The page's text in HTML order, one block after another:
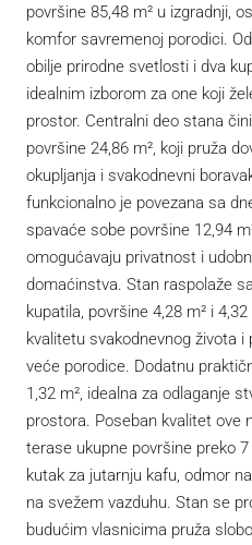
površine 85,48 m² u izgradnji,
komfor savremenoj porodici.
obilje prirodne svetlosti i dva
idealnim izborom za one koji
prostor. Centralni deo stana
površine 24,86 m², koji pruža
okupljanja i svakodnevni
funkcionalno je povezana sa
spavaće sobe površine 12,94
omogućavaju privatnost i
domaćinstva. Stan raspolaže
kupatila, površine 4,28 m² i
kvalitetu svakodnevnog života
veće porodice. Dodatnu
1,32 m², idealna za odlaganje
prostora. Poseban kvalitet ove
terase ukupne površine preko
kutak za jutarnju kafu, odmor
na svežem vazduhu. Stan se
budućim vlasnicima pruža